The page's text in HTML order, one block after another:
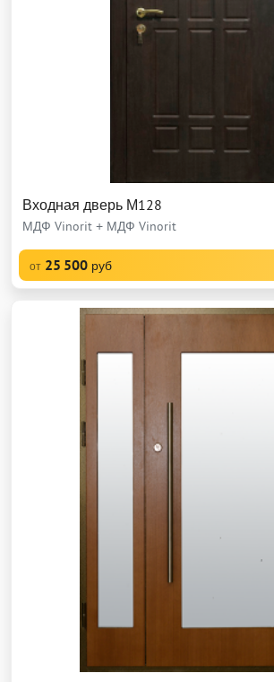
Входная дверь М128
МДФ Vinorit + МДФ Vinorit
от 25 500 руб